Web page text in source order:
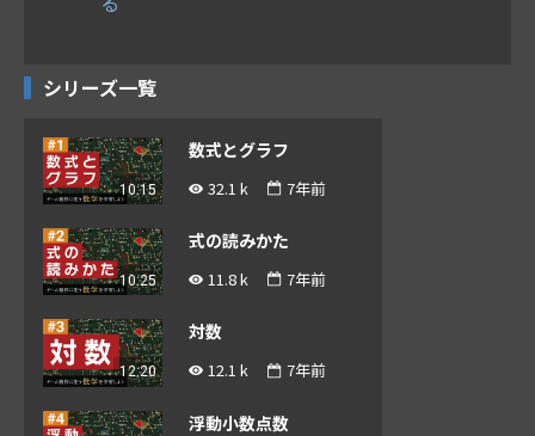
シリーズ一覧
10:15
数式とグラフ
32.1 k 7年前
10:25
式の読みかた
11.8 k 7年前
12:20
対数
12.1 k 7年前
浮動小数点数